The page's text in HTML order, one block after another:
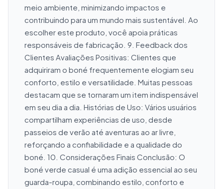
meio ambiente, minimizando impactos e
contribuindo para um mundo mais sustentável. Ao
escolher este produto, você apoia práticas
responsáveis de fabricação. 9. Feedback dos
Clientes Avaliações Positivas: Clientes que
adquiriram o boné frequentemente elogiam seu
conforto, estilo e versatilidade. Muitas pessoas
destacam que se tornaram um item indispensável
em seu dia a dia. Histórias de Uso: Vários usuários
compartilham experiências de uso, desde
passeios de verão até aventuras ao ar livre,
reforçando a confiabilidade e a qualidade do
boné. 10. Considerações Finais Conclusão: O
boné verde casual é uma adição essencial ao seu
guarda-roupa, combinando estilo, conforto e